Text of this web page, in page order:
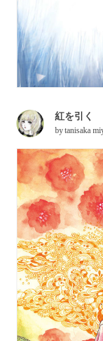
紅を引く
bytanisaka